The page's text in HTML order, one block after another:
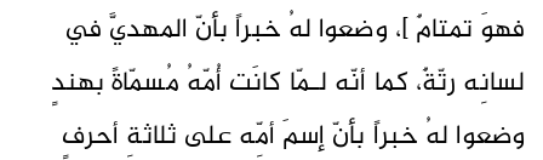
فهوَ تمتامٌ ]، وضعوا لهُ خبراً بأنّ المهديَّ في
لسانِه رتّةٌ، كما أنّه لـمّا كانَت أُمّهُ مُسمّاةً بهندٍ
وضعوا لهُ خبراً بأنّ إسمَ أمِّه على ثلاثةِ أحرفٍ